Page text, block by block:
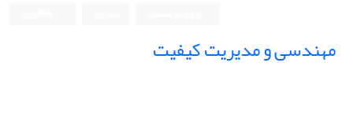
مهندسی و مدیریت کیفیت